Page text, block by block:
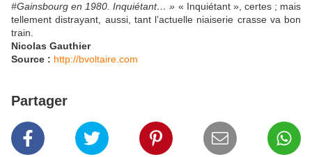
#Gainsbourg en 1980. Inquiétant… » « Inquiétant », certes ; mais
tellement distrayant, aussi, tant l’actuelle niaiserie crasse va bon
train.
Nicolas Gauthier
Source : http://bvoltaire.com
Partager